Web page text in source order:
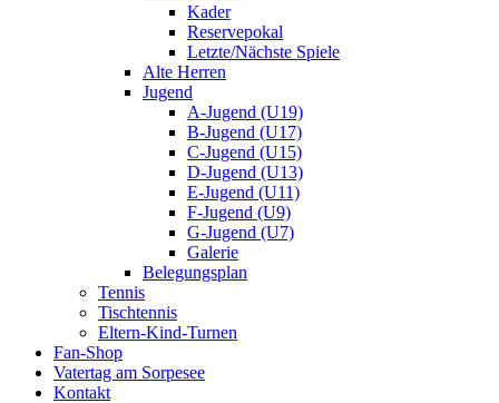
Kader
Reservepokal
Letzte/Nächste Spiele
Alte Herren
Jugend
A-Jugend (U19)
B-Jugend (U17)
C-Jugend (U15)
D-Jugend (U13)
E-Jugend (U11)
F-Jugend (U9)
G-Jugend (U7)
Galerie
Belegungsplan
Tennis
Tischtennis
Eltern-Kind-Turnen
Fan-Shop
Vatertag am Sorpesee
Kontakt